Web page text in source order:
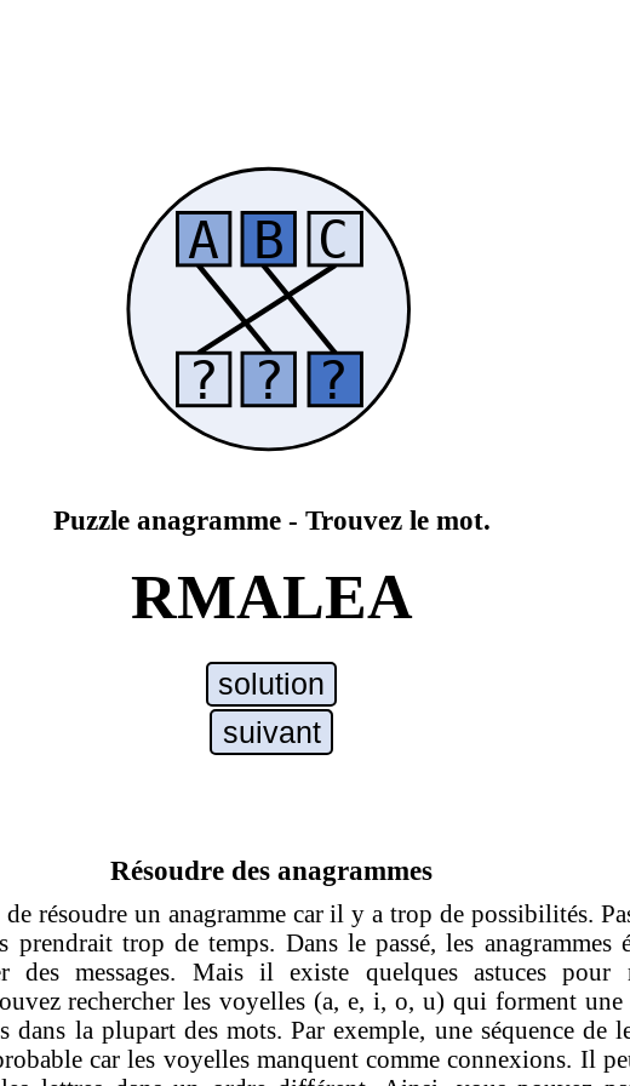
Puzzle anagramme - Trouvez le mot.
RMALEA
solution
suivant
Résoudre des anagrammes
résoudre un anagramme car il y a trop de possibilités.
prendrait trop de temps. Dans le passé, les anagrammes
des messages. Mais il existe quelques astuces pour
rechercher les voyelles (a, e, i, o, u) qui forment une
dans la plupart des mots. Par exemple, une séquence de
car les voyelles manquent comme connexions. Il